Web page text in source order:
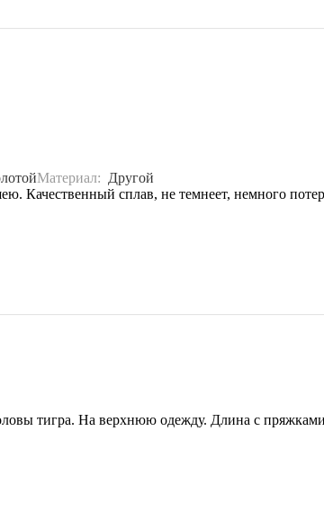
Материал: Другой
Качественный сплав, не темнеет, немного
тигра. На верхнюю одежду. Длина с